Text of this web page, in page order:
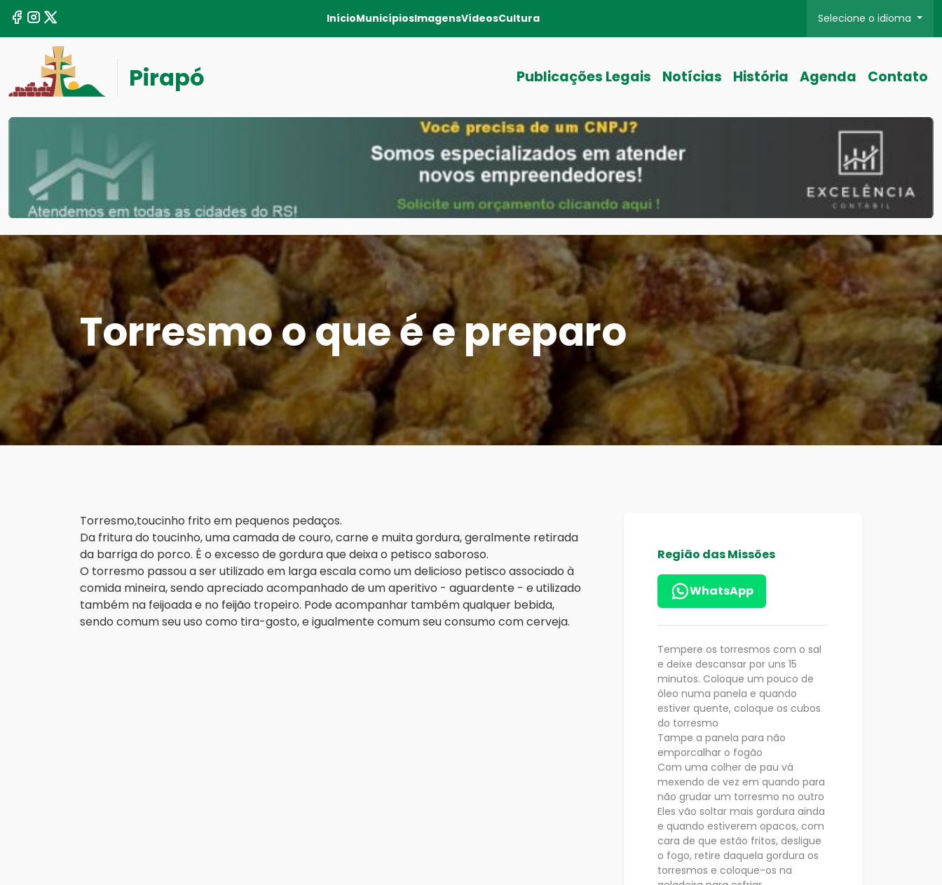
InícioMunicípiosImagensVídeosCultura Selecione o idioma
Pirapó Publicações Legais Notícias História Agenda Contato
Torresmo o que é e preparo
Torresmo,toucinho frito em pequenos pedaços.
Da fritura do toucinho, uma camada de couro, carne e muita gordura, geralmente retirada
da barriga do porco. É o excesso de gordura que deixa o petisco saboroso.
O torresmo passou a ser utilizado em larga escala como um delicioso petisco associado à
comida mineira, sendo apreciado acompanhado de um aperitivo - aguardente - e utilizado
também na feijoada e no feijão tropeiro. Pode acompanhar também qualquer bebida,
sendo comum seu uso como tira-gosto, e igualmente comum seu consumo com cerveja.
Região das Missões
WhatsApp
Tempere os torresmos com o sal
e deixe descansar por uns 15
minutos. Coloque um pouco de
óleo numa panela e quando
estiver quente, coloque os cubos
do torresmo
Tampe a panela para não
emporcalhar o fogão
Com uma colher de pau vá
mexendo de vez em quando para
não grudar um torresmo no outro
Eles vão soltar mais gordura ainda
e quando estiverem opacos, com
cara de que estão fritos, desligue
o fogo, retire daquela gordura os
torresmos e coloque-os na